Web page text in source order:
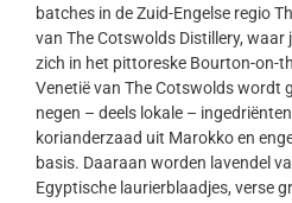
batches in de Zuid-Engelse regio
van The Cotswolds Distillery, waar
zich in het pittoreske Bourton-on-
Venetië van The Cotswolds wordt
negen – deels lokale –
korianderzaad uit Marokko en
basis. Daaraan worden lavendel
Egyptische laurierblaadjes, verse